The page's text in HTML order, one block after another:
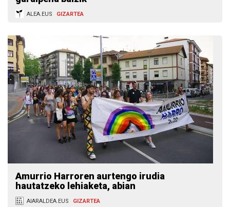
ALEA.EUS GIZARTEA
Amurrio Harroren aurtengo irudia
hautatzeko lehiaketa, abian
AIARALDEA.EUS GIZARTEA